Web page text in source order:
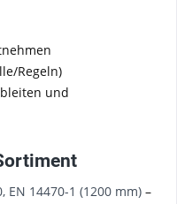
Regeln)
und
14470-1 (1200 mm) –